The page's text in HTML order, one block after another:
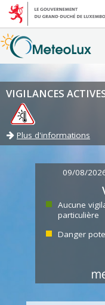
VIGILANCES
Plus d'informations
09/08/
Aucune
particulière
Danger